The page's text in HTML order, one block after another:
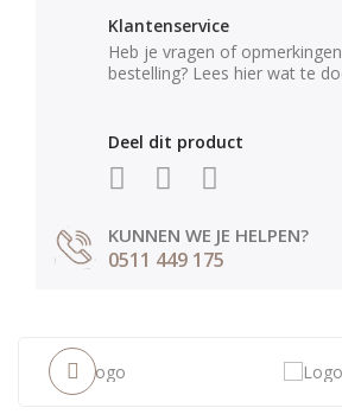
Klantenservice
Heb je vragen of
bestelling? Lees hier wat te
Deel dit product
KUNNEN WE JE HELPEN?
0511 449 175